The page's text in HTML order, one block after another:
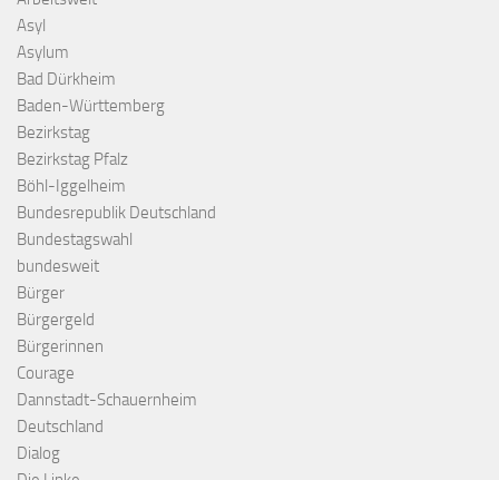
Asyl
Asylum
Bad Dürkheim
Baden-Württemberg
Bezirkstag
Bezirkstag Pfalz
Böhl-Iggelheim
Bundesrepublik Deutschland
Bundestagswahl
bundesweit
Bürger
Bürgergeld
Bürgerinnen
Courage
Dannstadt-Schauernheim
Deutschland
Dialog